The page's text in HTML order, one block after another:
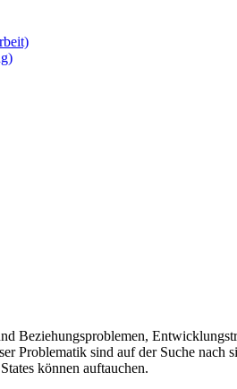
Beziehungsproblemen,
Problematik sind auf der Suche
können auftauchen.